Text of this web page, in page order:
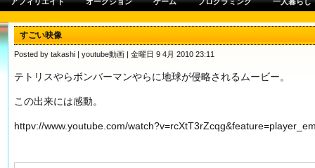
すごい映像
Posted by takashi | youtube動画 | 金曜日 9 4月 2010 23:11
テトリスやらボンバーマンやらに地球が侵略されるムービー。
この出来には感動。
httpv://www.youtube.com/